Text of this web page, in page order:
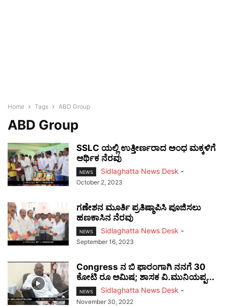
Home Tags ABD Group
ABD Group
SSLC ಯಲ್ಲಿ ಉತ್ತೀರ್ಣರಾದ ಅಂಧ ಮಕ್ಕಳಿಗೆ
ಆರ್ಥಿಕ ನೆರವು
NEWS Sidlaghatta News Desk -
October 2, 2023
ಗಣೇಶನ ಮೂರ್ತಿ ಪ್ರತಿಷ್ಠಾಪಿಸಿ ಪೂಜಿಸಲು
ಹಣಕಾಸಿನ ನೆರವು
NEWS Sidlaghatta News Desk -
September 16, 2023
Congress ನ ಬಿ ಫಾರಂಗಾಗಿ ನನಗೆ 30
ಕೋಟಿ ರೂ ಆಮಿಷ; ಶಾಸಕ ವಿ.ಮುನಿಯಪ್ಪ...
NEWS Sidlaghatta News Desk -
November 30, 2022